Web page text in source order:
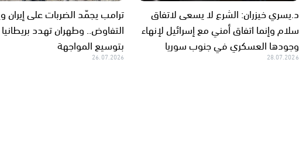
د.يسري خيزران: الشرع لا يسعى لاتفاق
سلام وإنما اتفاق أمني مع إسرائيل لإنهاء
وجودها العسكري في جنوب سوريا
28.07.2026
ترامب يجمّد الضربات على إيران
التفاوض.. وطهران تهدد
بتوسيع المواجهة
26.07.2026